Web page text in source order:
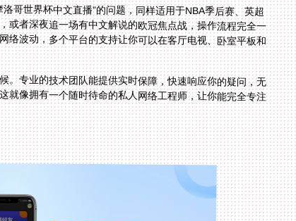
哥世界杯中文直播”的问题，同样适用于NBA季后赛、英超
者深夜追一场有中文解说的欧冠焦点战，操作流程完全一
波动，多个平台的支持让你可以在客厅电视、卧室平板和
专业的技术团队能提供实时保障，快速响应你的疑问，无
像拥有一个随时待命的私人网络工程师，让你能完全专注